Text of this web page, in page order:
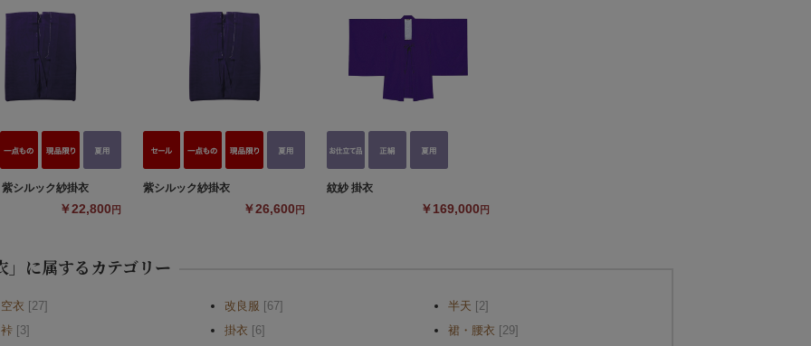
シルック紗掛衣
￥22,800 円
紫シルック紗掛衣
￥26,600 円
紋紗 掛衣
￥169,000 円
」に属するカテゴリー
空衣 [27] 改良服 [67] 半天 [2]
裃 [3] 掛衣 [6] 裙・腰衣 [29]